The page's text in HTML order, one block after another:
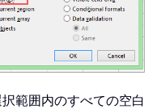
範囲内のすべての空白